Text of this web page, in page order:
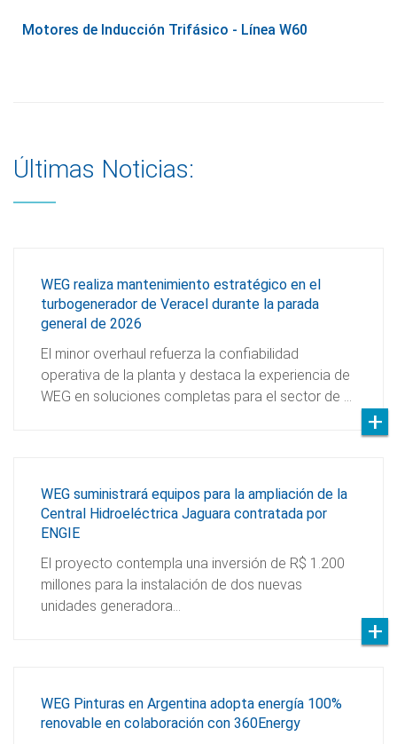
Motores de Inducción Trifásico - Línea W60
Últimas Noticias:
WEG realiza mantenimiento estratégico en el
turbogenerador de Veracel durante la parada
general de 2026
El minor overhaul refuerza la confiabilidad
operativa de la planta y destaca la experiencia de
WEG en soluciones completas para el sector de …
WEG suministrará equipos para la ampliación de la
Central Hidroeléctrica Jaguara contratada por
ENGIE
El proyecto contempla una inversión de R$ 1.200
millones para la instalación de dos nuevas
unidades generadora…
WEG Pinturas en Argentina adopta energía 100%
renovable en colaboración con 360Energy